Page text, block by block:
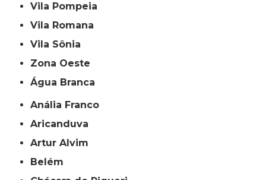
Vila Pompeia
Vila Romana
Vila Sônia
Zona Oeste
Água Branca
Anália Franco
Aricanduva
Artur Alvim
Belém